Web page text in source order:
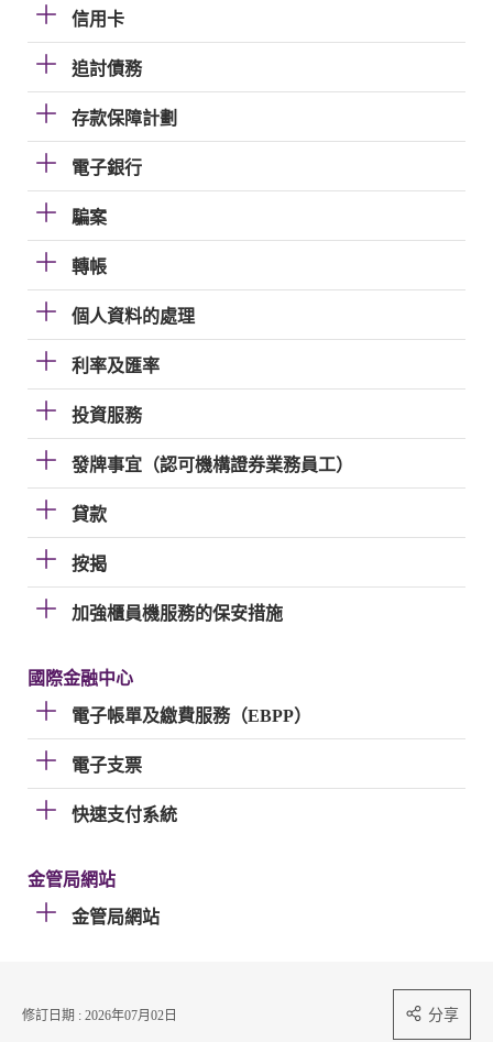
信用卡
追討債務
存款保障計劃
電子銀行
騙案
轉帳
個人資料的處理
利率及匯率
投資服務
發牌事宜（認可機構證券業務員工）
貸款
按揭
加強櫃員機服務的保安措施
國際金融中心
電子帳單及繳費服務（EBPP）
電子支票
快速支付系統
金管局網站
金管局網站
修訂日期 : 2026年07月02日 分享